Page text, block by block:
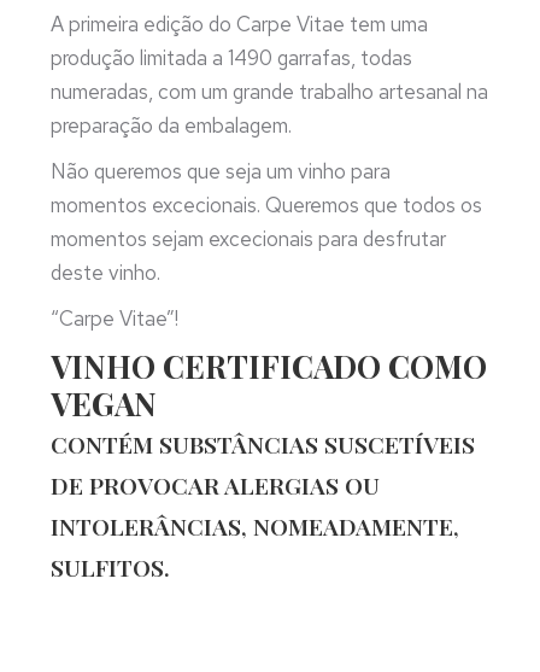
A primeira edição do Carpe Vitae tem uma
produção limitada a 1490 garrafas, todas
numeradas, com um grande trabalho artesanal na
preparação da embalagem.
Não queremos que seja um vinho para
momentos excecionais. Queremos que todos os
momentos sejam excecionais para desfrutar
deste vinho.
“Carpe Vitae”!
VINHO CERTIFICADO COMO
VEGAN
CONTÉM SUBSTÂNCIAS SUSCETÍVEIS
DE PROVOCAR ALERGIAS OU
INTOLERÂNCIAS, NOMEADAMENTE,
SULFITOS.